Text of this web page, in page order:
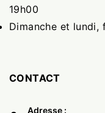
19h00
Dimanche et lundi,
CONTACT
Adresse :